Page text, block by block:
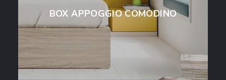
BOX APPOGGIO COMODINO